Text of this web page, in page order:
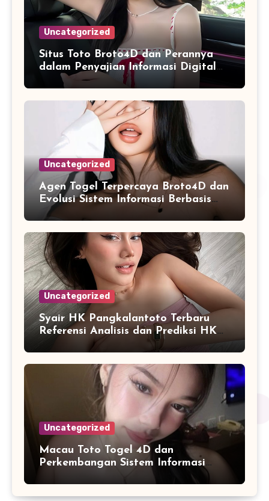
Uncategorized
Situs Toto Broto4D dan Perannya
dalam Penyajian Informasi Digital
yang Praktis
Uncategorized
Agen Togel Terpercaya Broto4D dan
Evolusi Sistem Informasi Berbasis
Platform Online
Uncategorized
Syair HK Pangkalantoto Terbaru
Referensi Analisis dan Prediksi HK
Uncategorized
Macau Toto Togel 4D dan
Perkembangan Sistem Informasi
Berbasis Angka di Era Digital